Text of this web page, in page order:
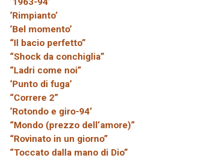
‘Rimpianto’
‘Bel momento’
“Il bacio perfetto”
“Shock da conchiglia”
“Ladri come noi”
‘Punto di fuga’
“Correre 2”
‘Rotondo e giro-94’
“Mondo (prezzo dell’amore)”
“Rovinato in un giorno”
“Toccato dalla mano di Dio”